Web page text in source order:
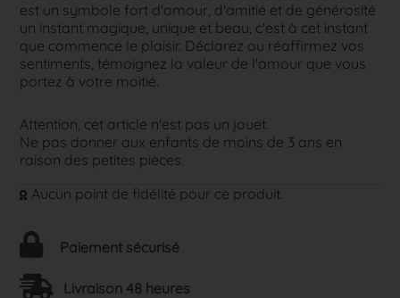
est un symbole fort d'amour, d'amitié et de générosité
un instant magique, unique et beau, c'est à cet instant
que commence le plaisir. Déclarez ou réaffirmez vos
sentiments, témoignez la valeur de l'amour que vous
portez à votre moitié.
Attention, cet article n'est pas un jouet.
Ne pas donner aux enfants de moins de 3 ans en
raison des petites pièces.
Aucun point de fidélité pour ce produit.
Paiement sécurisé
Livraison 48 heures